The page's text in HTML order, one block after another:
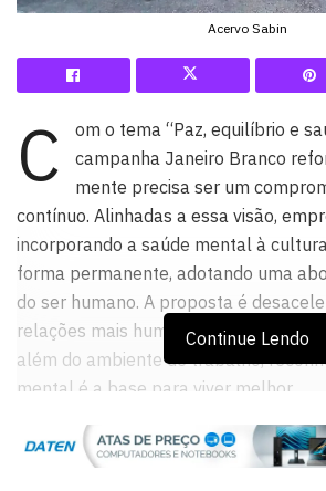
Acervo Sabin
C
om o tema “Paz, equilíbrio e
campanha Janeiro Branco
mente precisa ser um
contínuo. Alinhadas a essa visão,
incorporando a saúde mental à
forma permanente, adotando uma
do ser humano. A proposta é
relações mais humanas e promover
além do ambiente de trabalho,
mental é a base para viver melhor.
É o caso doGrupo Sabin, que figura
ranking Great Place to Work (GPTW)
Continue Lendo